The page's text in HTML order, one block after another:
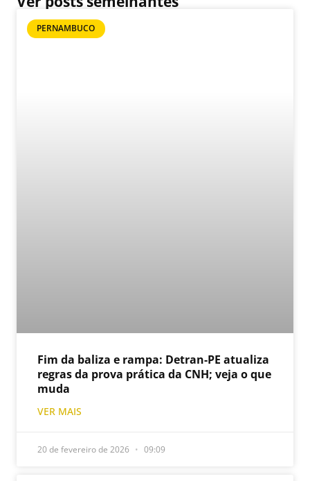
PERNAMBUCO
Fim da baliza e rampa: Detran-PE atualiza
regras da prova prática da CNH; veja o que
muda
VER MAIS
20 de fevereiro de 2026 09:09